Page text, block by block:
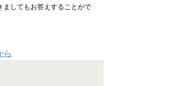
ましてもお答えすることがで
ら